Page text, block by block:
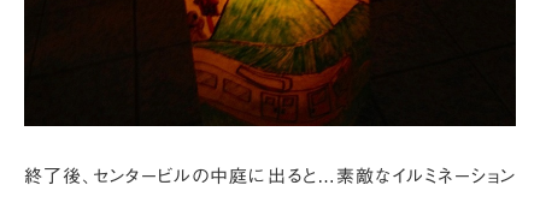
終了後、センタービルの中庭に出ると… 素敵なイルミネーション